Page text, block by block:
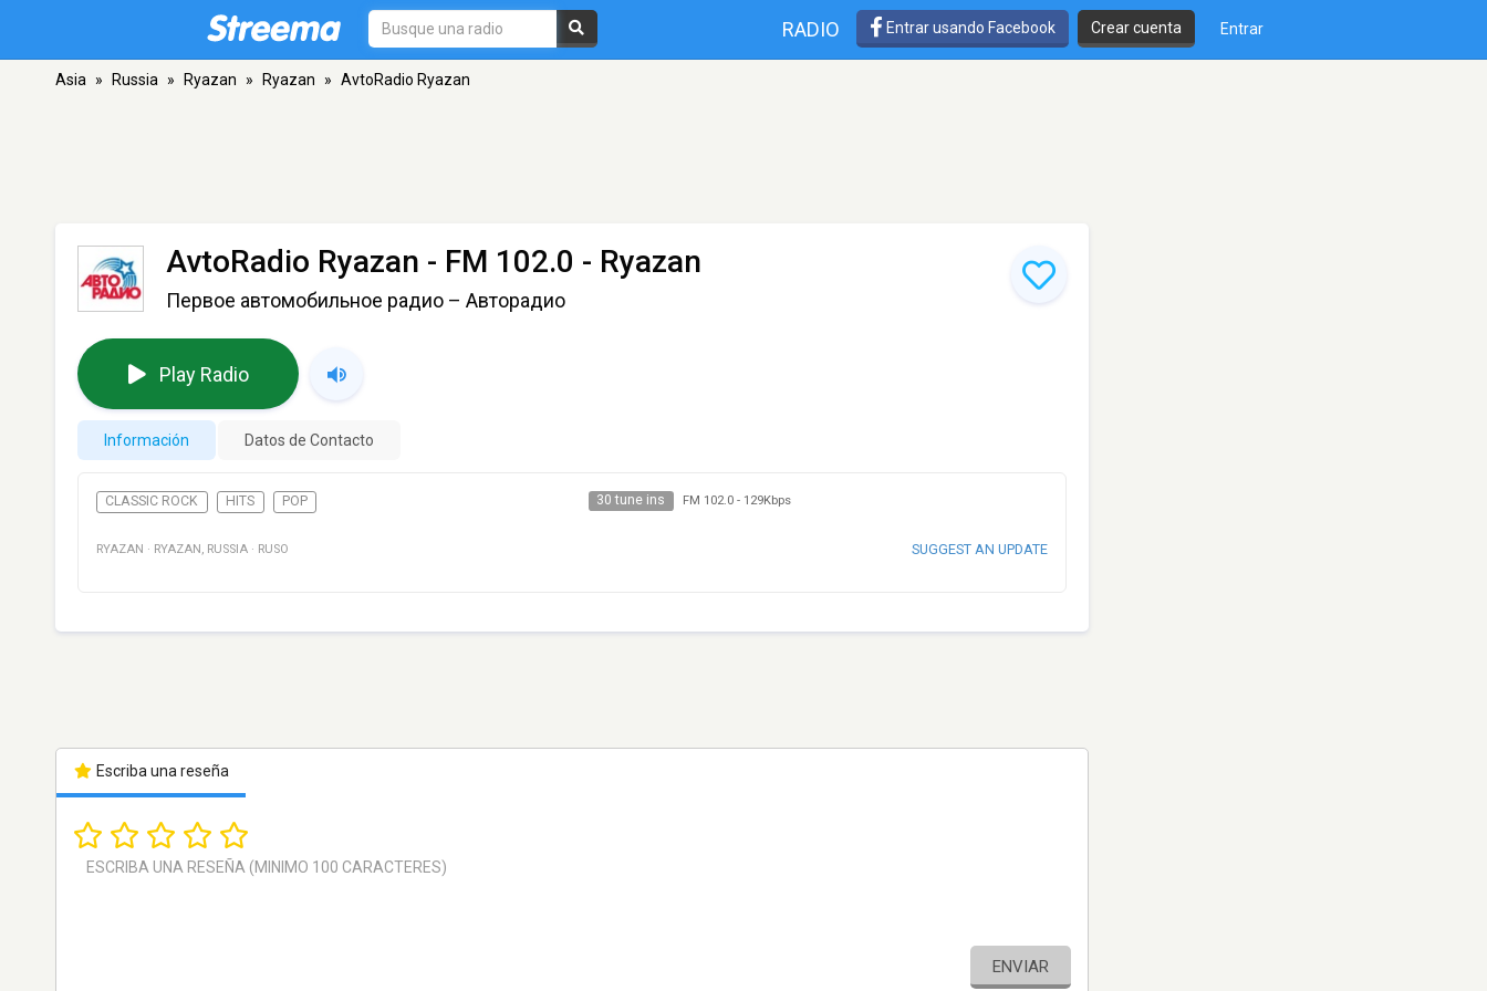
RADIO Entrar usando Facebook Crear cuenta Entrar
Asia » Russia » Ryazan » Ryazan » AvtoRadio Ryazan
AvtoRadio Ryazan - FM 102.0 - Ryazan
Первое автомобильное радио – Авторадио
Play Radio
Información Datos de Contacto
CLASSIC ROCK HITS POP 30 tune ins FM 102.0- 129Kbps
RYAZAN · RYAZAN , RUSSIA · RUSO SUGGEST AN UPDATE
Escriba una reseña
ENVIAR